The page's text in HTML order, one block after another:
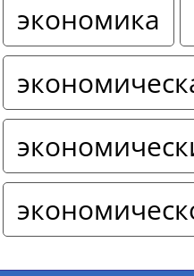
экономика